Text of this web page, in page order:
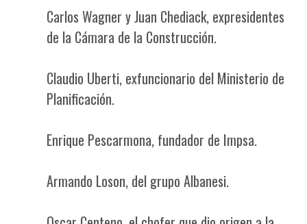
Carlos Wagner y Juan Chediack, expresidentes
de la Cámara de la Construcción.
Claudio Uberti, exfuncionario del Ministerio de
Planificación.
Enrique Pescarmona, fundador de Impsa.
Armando Loson, del grupo Albanesi.